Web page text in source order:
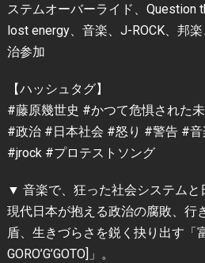
ステムオーバーライド、Question
lost energy、音楽、J-ROCK、邦
治参加
【ハッシュタグ】
#藤原幾世史 #かつて危惧された
#政治 #日本社会 #怒り #警告 #
#jrock #プロテストソング
▼ 音楽で、狂った社会システムと
現代日本が抱える政治の腐敗、行
盾、生きづらさを鋭く抉り出す「
GORO’G’GOTO]」。